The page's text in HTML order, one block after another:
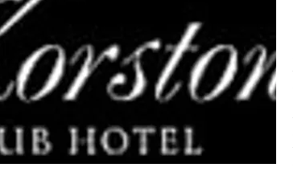
Туры и путешествия
Кино